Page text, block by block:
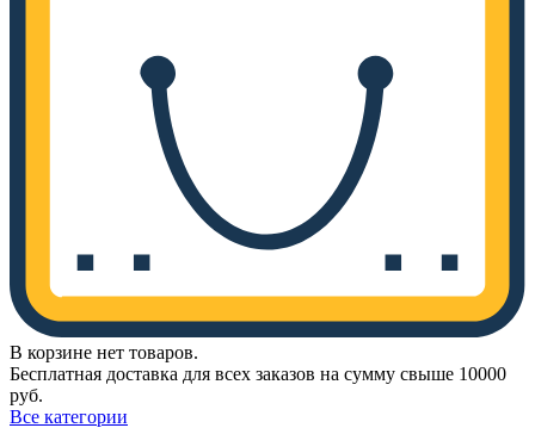
В корзине нет товаров.
Бесплатная доставка для всех заказов на сумму свыше 10000
руб.
Все категории